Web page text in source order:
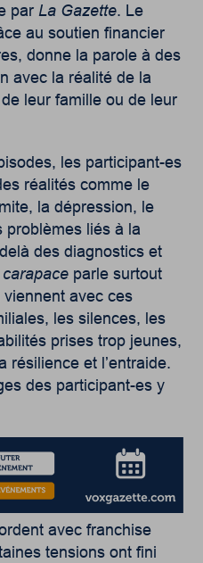
par La Gazette. Le
au soutien financier
donne la parole à des
avec la réalité de la
leur famille ou de leur
les participant-es
réalités comme le
la dépression, le
problèmes liés à la
des diagnostics et
parle surtout
avec ces
les silences, les
prises trop jeunes,
résilience et l’entraide.
des participant-es y
avec franchise
tensions ont fini